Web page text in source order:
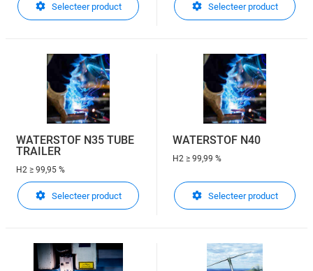
Selecteer product Selecteer product
WATERSTOF N35 TUBE
TRAILER
H2 ≥ 99,95 %
Selecteer product
WATERSTOF N40
H2 ≥ 99,99 %
Selecteer product